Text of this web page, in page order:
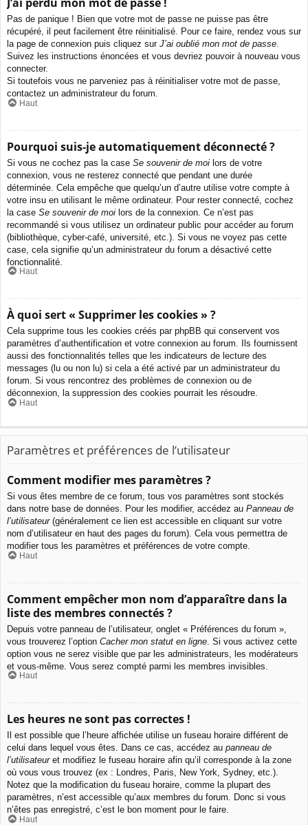
Pas de panique ! Bien que votre mot de passe ne puisse pas être
récupéré, il peut facilement être réinitialisé. Pour ce faire, rendez vous sur
la page de connexion puis cliquez sur J’ai oublié mon mot de passe.
Suivez les instructions énoncées et vous devriez pouvoir à nouveau vous
connecter.
Si toutefois vous ne parveniez pas à réinitialiser votre mot de passe,
contactez un administrateur du forum.
Haut
Pourquoi suis-je automatiquement déconnecté ?
Si vous ne cochez pas la case Se souvenir de moi lors de votre
connexion, vous ne resterez connecté que pendant une durée
déterminée. Cela empêche que quelqu’un d’autre utilise votre compte à
votre insu en utilisant le même ordinateur. Pour rester connecté, cochez
la case Se souvenir de moi lors de la connexion. Ce n’est pas
recommandé si vous utilisez un ordinateur public pour accéder au forum
(bibliothèque, cyber-café, université, etc.). Si vous ne voyez pas cette
case, cela signifie qu’un administrateur du forum a désactivé cette
fonctionnalité.
Haut
À quoi sert « Supprimer les cookies » ?
Cela supprime tous les cookies créés par phpBB qui conservent vos
paramètres d’authentification et votre connexion au forum. Ils fournissent
aussi des fonctionnalités telles que les indicateurs de lecture des
messages (lu ou non lu) si cela a été activé par un administrateur du
forum. Si vous rencontrez des problèmes de connexion ou de
déconnexion, la suppression des cookies pourrait les résoudre.
Haut
Paramètres et préférences de l’utilisateur
Comment modifier mes paramètres ?
Si vous êtes membre de ce forum, tous vos paramètres sont stockés
dans notre base de données. Pour les modifier, accédez au Panneau de
l’utilisateur(généralement ce lien est accessible en cliquant sur votre
nom d’utilisateur en haut des pages du forum). Cela vous permettra de
modifier tous les paramètres et préférences de votre compte.
Haut
Comment empêcher mon nom d’apparaître dans la
liste des membres connectés ?
Depuis votre panneau de l’utilisateur, onglet « Préférences du forum »,
vous trouverez l’option Cacher mon statut en ligne . Si vous activez cette
option vous ne serez visible que par les administrateurs, les modérateurs
et vous-même. Vous serez compté parmi les membres invisibles.
Haut
Les heures ne sont pas correctes !
Il est possible que l’heure affichée utilise un fuseau horaire différent de
celui dans lequel vous êtes. Dans ce cas, accédez au panneau de
l’utilisateuret modifiez le fuseau horaire afin qu’il corresponde à la zone
où vous vous trouvez (ex : Londres, Paris, New York, Sydney, etc.).
Notez que la modification du fuseau horaire, comme la plupart des
paramètres, n’est accessible qu’aux membres du forum. Donc si vous
n’êtes pas enregistré, c’est le bon moment pour le faire.
Haut